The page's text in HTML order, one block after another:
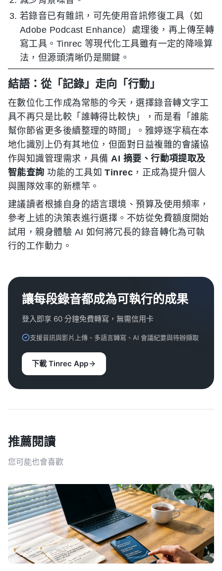
若錄音已有雜訊，可先使用音訊修復工具（如
Adobe Podcast Enhance）處理後，再上傳至轉
寫工具。Tinrec 等現代化工具雖有一定的降噪算
法，但源頭清晰仍是關鍵。
結語：從「記錄」走向「行動」
在數位化工作成為常態的今天，選擇錄音轉文字工
具不再只是比較「誰轉得比較快」，而是看「誰能
幫你節省更多後續整理的時間」。雅婷逐字稿在本
地化識別上仍有其地位，但面對日益複雜的會議協
作與知識管理需求，具備 AI 摘要、行動項提取及
智能查詢 功能的工具如Tinrec ，正成為提升個人
與團隊效率的新標竿。
建議讀者根據自身的語言環境、預算及使用頻率，
參考上述的決策表進行選擇。不妨從免費額度開始
試用，親身體驗 AI 如何將冗長的錄音轉化為可執
行的工作動力。
讓每段錄音都成為可執行的成果
登入即享 60 分鐘免費轉寫，無需信用卡
支援音訊與影片上傳、多語言轉寫、AI 會議紀要與待辦擷取
下載 Tinrec App
推薦閱讀
您可能也會喜歡